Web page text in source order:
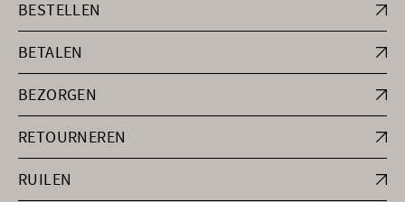
BESTELLEN
BETALEN
BEZORGEN
RETOURNEREN
RUILEN